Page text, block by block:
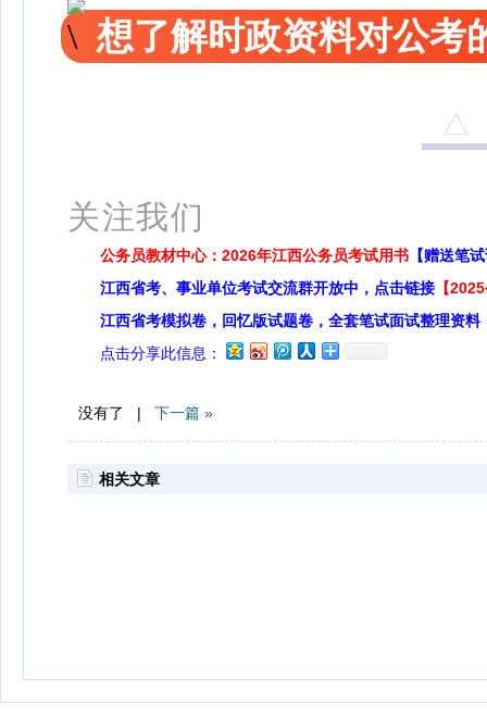
想了解时政资料对公考
关注我们
公务员教材中心：2026年江西公务员考试用书 【赠送笔
江西省考、事业单位考试交流群开放中，点击链接 【
江西省考模拟卷，回忆版试题卷，全套笔试面试整理资料
点击分享此信息：
没有了 | 下一篇 »
相关文章